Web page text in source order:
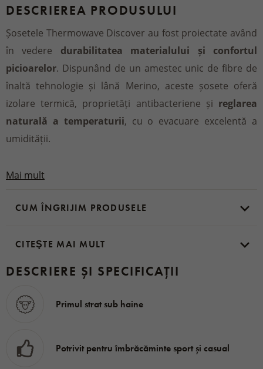
DESCRIEREA PRODUSULUI
Șosetele Thermowave Discover au fost proiectate având
în vedere durabilitatea materialului și confortul
picioarelor. Dispunând de un amestec unic de fibre de
înaltă tehnologie și lână Merino, aceste șosete oferă
izolare termică, proprietăți antibacteriene și reglarea
naturală a temperaturii, cu o evacuare excelentă a
umidității.
Partea inferioară a șosetei este întărită
face impactul piciorului mai amortizat atunci când pășiți.
dumneavoastră rămân uscate, inodore și confortabile,
potrivitepentru drumeții, camping, călătorii, pescuit
și multe alte activități.
Material:
Primaloft, 36% poliamidă, 2% elastan
Mai mult
CUM ÎNGRIJIM PRODUSELE
CITEŞTE MAI MULT
DESCRIERE ȘI SPECIFICAȚII
Primul strat sub haine
Potrivit pentru îmbrăcăminte sport și casual